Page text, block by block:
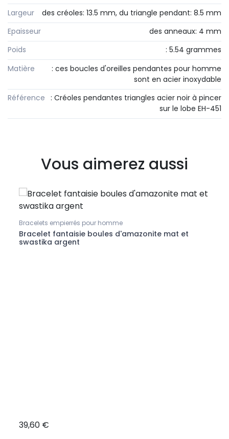
Largeur
des créoles: 13.5 mm, du triangle pendant: 8.5 mm
Epaisseur
des anneaux: 4 mm
Poids
: 5.54 grammes
Matière
: ces boucles d'oreilles pendantes pour homme
sont en acier inoxydable
Référence : Créoles pendantes triangles acier noir à pincer
sur le lobe EH-451
Vous aimerez aussi
Bracelets empierrés pour homme
Bracelet fantaisie boules d'amazonite mat et
swastika argent
39,60 €